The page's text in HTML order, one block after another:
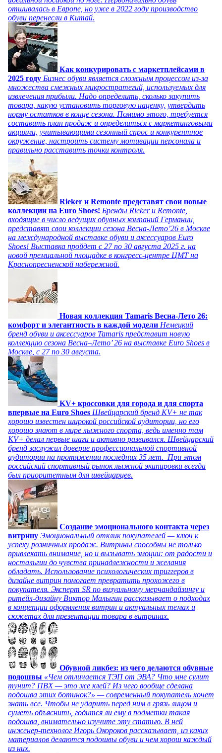
отшивалась в Европе, но уже в 2022 году производство
обуви перенесли в Китай.
Как конкурировать с маркетплейсами в
2025 году Бизнес обуви является сложным процессом из-за
множества смежных микростратегий, используемых для
извлечения прибыли. Надо определить, сколько закупить
товара, какую установить торговую наценку, утвердить
норму остатков в конце сезона. Помимо этого, требуется
составить план продаж и определиться с маркетинговыми
акциями, учитывающими сезонный спрос и конкурентное
окружение, настроить систему мотивации персонала и
правильно расставить точки контроля.
Rieker и Remonte представят свои новые
коллекции на Euro Shoes! Бренды Rieker и Remonte,
входящие в число ведущих обувных компаний Германии,
представят свои коллекции сезона Весна-Лето’26 в Москве
на международной выставке обуви и аксессуаров Euro
Shoes! Выставка пройдет c 27 по 30 августа 2025 г. на
новой премиальной площадке в конгресс-центре ЦМТ на
Краснопресненской набережной.
Новая коллекция Tamaris Весна-Лето 26:
комфорт и элегантность в каждой модели Немецкий
бренд обуви и аксессуаров Tamaris представит новую
коллекцию сезона Весна–Лето’ 26 на выставке Euro Shoes в
Москве, с 27 по 30 августа.
KV+ кроссовки для города и для спорта
впервые на Euro Shoes Швейцарский бренд KV+ не так
хорошо известен широкой российской аудитории, но его
хорошо знают в мире лыжного спорта, ведь именно там
KV+ делал первые шаги и активно развивался. Швейцарский
бренд заслужил доверие профессиональной спортивной
аудитории на протяжении последних 35 лет. При этом
российский спортивный рынок лыжной экипировки всегда
был приоритетным для швейцарцев.
Создание эмоционального контакта через
витрину Эмоциональный отклик покупателей — ключ к
успеху розничных продаж. Витрины способны не только
привлекать внимание, но и вызывать эмоции: от радости и
ностальгии до чувства принадлежности и желания
обладать. Использование психологических триггеров в
дизайне витрин помогает превратить прохожего в
покупателя. Эксперт SR по визуальному мерчандайзингу и
ритейл-дизайну Виктор Малыгин рассказывает о подходах
в концепции оформления витрин и актуальных темах и
сюжетах для презентации товара в витринах.
Обувной ликбез: из чего делаются обувные
подошвы «Чем отличается ТЭП от ЭВА? Что мне сулит
тунит? ПВХ — это же клей? Из чего вообще сделана
подошва этих ботинок?» — современный покупатель хочет
знать все. Чтобы не ударить перед ним в грязь лицом и
суметь объяснить, годится ли ему в подметки такая
подошва, внимательно изучите эту статью. В ней
инженер-технолог Игорь Окороков рассказывает, из каких
материалов делаются подошвы обуви и чем хорош каждый
из них.